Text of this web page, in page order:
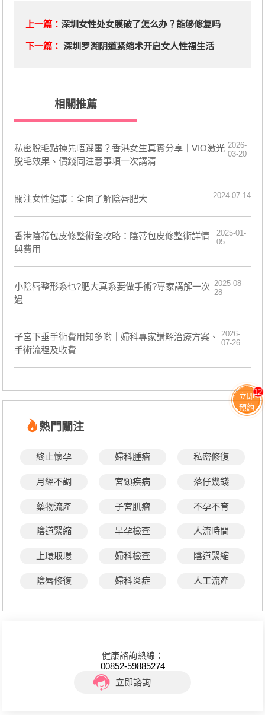
上一篇： 深圳女性处女膜破了怎么办？能够修复吗
下一篇： 深圳罗湖阴道紧缩术开启女人性福生活
相關推薦
私密脫毛點揀先唔踩雷？香港女生真實分享｜VIO激光
脫毛效果、價錢同注意事項一次講清
2026-
03-20
關注女性健康：全面了解陰唇肥大 2024-07-14
香港陰蒂包皮修整術全攻略：陰蒂包皮修整術詳情
與費用
2025-01-
05
小陰唇整形系乜?肥大真系要做手術?專家講解一次
過
2025-08-
28
子宮下垂手術費用知多啲｜婦科專家講解治療方案、
手術流程及收費
2026-
07-26
熱門關注
終止懷孕 婦科腫瘤 私密修復
月經不調 宮頸疾病 落仔幾錢
藥物流產 子宮肌瘤 不孕不育
陰道緊縮 早孕檢查 人流時間
上環取環 婦科檢查 陰道緊縮
陰唇修復 婦科炎症 人工流產
健康諮詢熱線：
00852-59885274
立即諮詢
立即
預約
12